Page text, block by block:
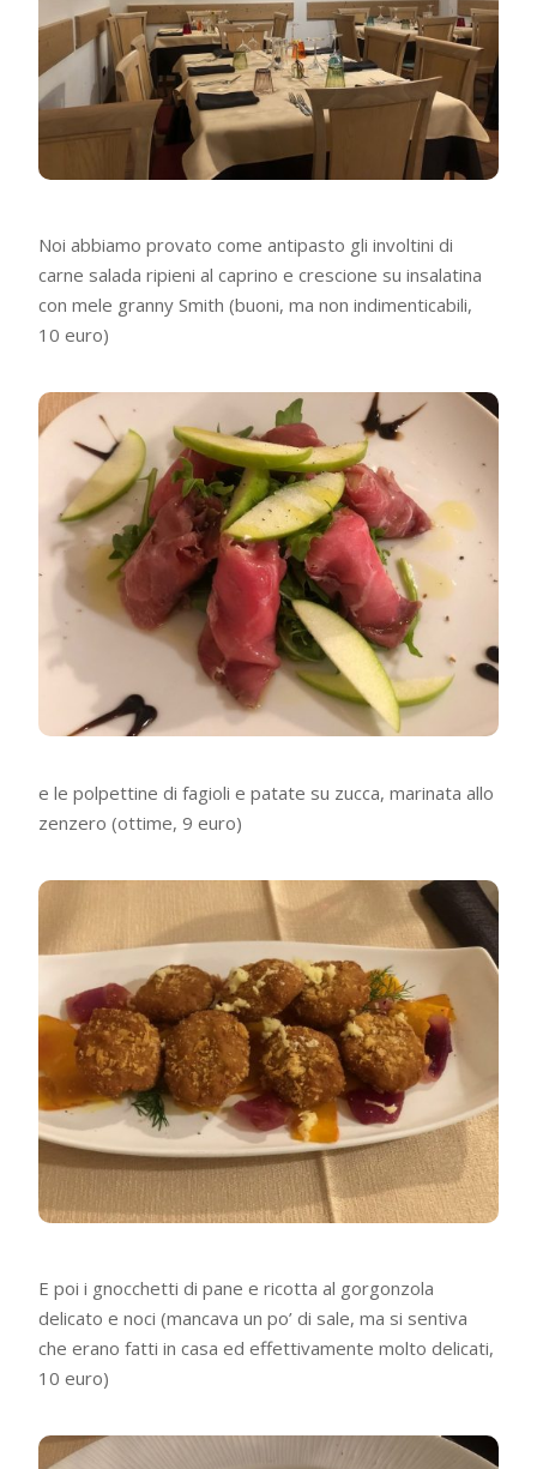
Noi abbiamo provato come antipasto gli involtini di
carne salada ripieni al caprino e crescione su insalatina
con mele granny Smith (buoni, ma non indimenticabili,
10 euro)
e le polpettine di fagioli e patate su zucca, marinata allo
zenzero (ottime, 9 euro)
E poi i gnocchetti di pane e ricotta al gorgonzola
delicato e noci (mancava un po’ di sale, ma si sentiva
che erano fatti in casa ed effettivamente molto delicati,
10 euro)